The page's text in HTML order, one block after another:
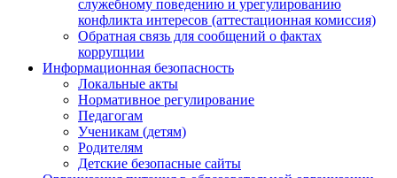
служебному поведению и урегулированию
конфликта интересов (аттестационная комиссия)
Обратная связь для сообщений о фактах
коррупции
Информационная безопасность
Локальные акты
Нормативное регулирование
Педагогам
Ученикам (детям)
Родителям
Детские безопасные сайты